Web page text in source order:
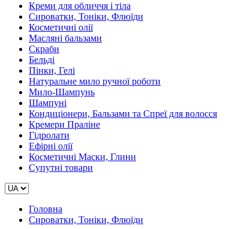
Креми для обличчя і тіла
Сироватки, Тоніки, Флюїди
Косметичні олії
Масляні бальзами
Скраби
Бельді
Пінки, Гелі
Натуральне мило ручної роботи
Мило-Шампунь
Шампуні
Кондиціонери, Бальзами та Спреї для волосся
Кремери Праліне
Гідролати
Ефірні олії
Косметичні Маски, Глини
Супутні товари
Головна
Сироватки, Тоніки, Флюїди